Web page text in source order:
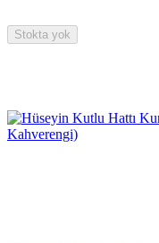
Stokta yok